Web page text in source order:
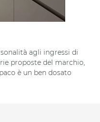
agli ingressi di
proposte del marchio,
è un ben dosato